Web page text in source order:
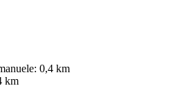
0,4 km
km